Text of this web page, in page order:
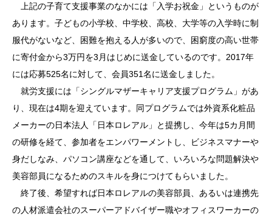
上記の子育て支援事業のなかには「入学お祝金」というものが
あります。子どもの小学校、中学校、高校、大学等の入学時に制
服代がないなど、困難を抱える人が多いので、困窮度の高い世帯
に寄付金から3万円を3月はじめに送金しているのです。2017年
には応募525名に対して、会員351名に送金しました。
就労支援には「シングルマザーキャリア支援プログラム」があ
り、現在は4期を迎えています。同プログラムでは外資系化粧品
メーカーの日本法人「日本ロレアル」と提携し、今年は5カ月間
の研修を経て、参加者をエンパワーメントし、ビジネスマナーや
身だしなみ、パソコン講座などを通して、いろいろな問題解決や
美容部員になるためのスキルを身につけてもらいました。
終了後、希望すれば日本ロレアルの美容部員、あるいは連携先
の人材派遣会社のスーパーアドバイザー職やオフィスワーカーの